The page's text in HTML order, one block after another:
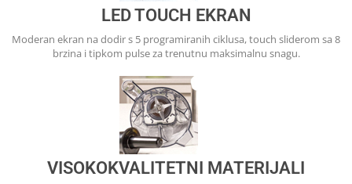
LED TOUCH EKRAN
Moderan ekran na dodir s 5 programiranih ciklusa, touch sliderom sa 8
brzina i tipkom pulse za trenutnu maksimalnu snagu.
VISOKOKVALITETNI MATERIJALI